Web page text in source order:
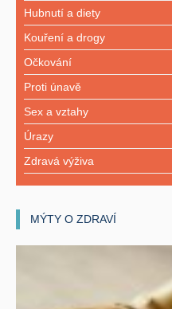
Hubnutí a diety
Kouření a drogy
Očkování
Proti únavě
Sex a vztahy
Úrazy
Zdravá výživa
MÝTY O ZDRAVÍ